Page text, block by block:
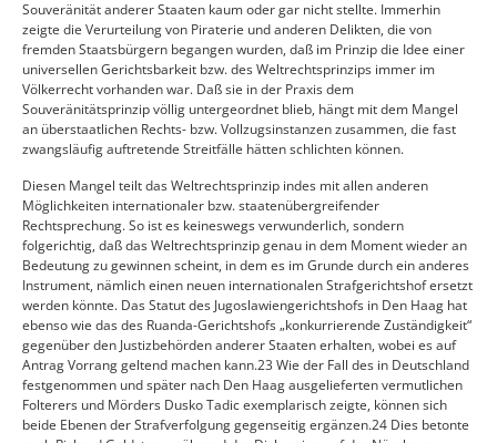
Souveränität anderer Staaten kaum oder gar nicht stellte. Immerhin
zeigte die Verurteilung von Piraterie und anderen Delikten, die von
fremden Staatsbürgern begangen wurden, daß im Prinzip die Idee einer
universellen Gerichtsbarkeit bzw. des Weltrechtsprinzips immer im
Völkerrecht vorhanden war. Daß sie in der Praxis dem
Souveränitätsprinzip völlig untergeordnet blieb, hängt mit dem Mangel
an überstaatlichen Rechts- bzw. Vollzugsinstanzen zusammen, die fast
zwangsläufig auftretende Streitfälle hätten schlichten können.
Diesen Mangel teilt das Weltrechtsprinzip indes mit allen anderen
Möglichkeiten internationaler bzw. staatenübergreifender
Rechtsprechung. So ist es keineswegs verwunderlich, sondern
folgerichtig, daß das Weltrechtsprinzip genau in dem Moment wieder an
Bedeutung zu gewinnen scheint, in dem es im Grunde durch ein anderes
Instrument, nämlich einen neuen internationalen Strafgerichtshof ersetzt
werden könnte. Das Statut des Jugoslawiengerichtshofs in Den Haag hat
ebenso wie das des Ruanda-Gerichtshofs „konkurrierende Zuständigkeit“
gegenüber den Justizbehörden anderer Staaten erhalten, wobei es auf
Antrag Vorrang geltend machen kann.23 Wie der Fall des in Deutschland
festgenommen und später nach Den Haag ausgelieferten vermutlichen
Folterers und Mörders Dusko Tadic exemplarisch zeigte, können sich
beide Ebenen der Strafverfolgung gegenseitig ergänzen.24 Dies betonte